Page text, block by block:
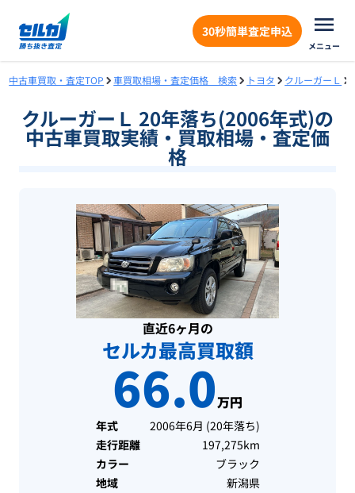
30秒簡単査定申込
メニュー
中古車買取・査定TOP 車買取相場・査定価格 検索 トヨタ クルーガーＬ
クルーガーＬ 20年落ち(2006年式)の
中古車買取実績・買取相場・査定価
格
直近6ヶ月の
セルカ最高買取額
66.0万円
年式 2006年6月 (20年落ち)
走行距離
197,275km
カラー
ブラック
地域
新潟県